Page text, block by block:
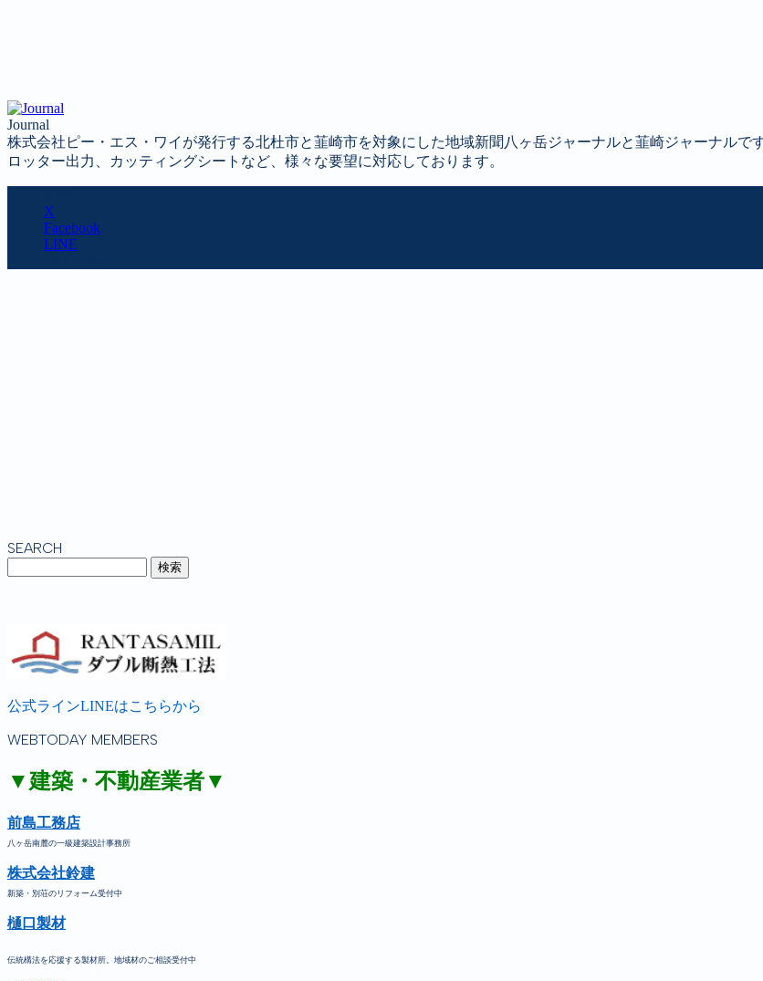
Journal
株式会社ピー・エス・ワイが発行する北杜市と韮崎市を対象にした地域新聞八ヶ岳ジャーナルと韮崎ジャーナル
ロッター出力、カッティングシートなど、様々な要望に対応しております。
X
Facebook
LINE
SEARCH
公式ラインLINEはこちらから
WEBTODAY MEMBERS
▼建築・不動産業者▼
前島工務店
八ヶ岳南麓の一級建築設計事務所
株式会社鈴建
新築・別荘のリフォーム受付中
樋口製材
伝統構法を応援する製材所。地域材のご相談受付中